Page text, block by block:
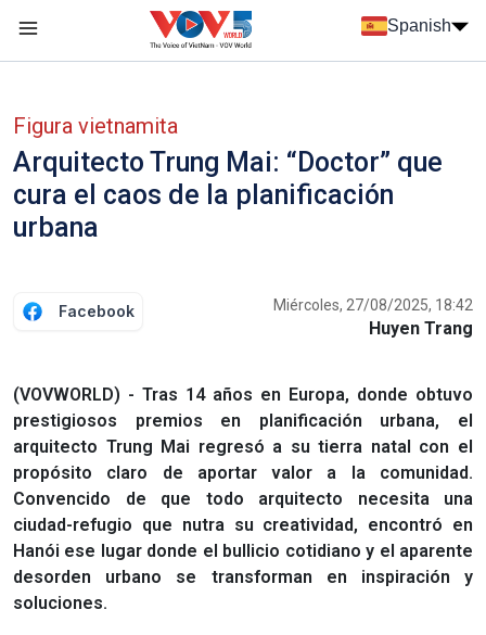
Spanish
Figura vietnamita
Arquitecto Trung Mai: “Doctor” que
cura el caos de la planificación
urbana
Facebook Miércoles, 27/08/2025, 18:42
Huyen Trang
(VOVWORLD) - Tras 14 años en Europa, donde obtuvo
prestigiosos premios en planificación urbana, el
arquitecto Trung Mai regresó a su tierra natal con el
propósito claro de aportar valor a la comunidad.
Convencido de que todo arquitecto necesita una
ciudad-refugio que nutra su creatividad, encontró en
Hanói ese lugar donde el bullicio cotidiano y el aparente
desorden urbano se transforman en inspiración y
soluciones.